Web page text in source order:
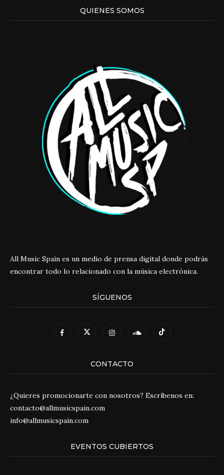
QUIENES SOMOS
All Music Spain es un medio de prensa digital donde podrás
encontrar todo lo relacionado con la música electrónica.
SÍGUENOS
CONTACTO
¿Quieres promocionarte con nosotros? Escríbenos en:
contacto@allmusicspain.com
info@allmusicspain.com
EVENTOS CUBIERTOS